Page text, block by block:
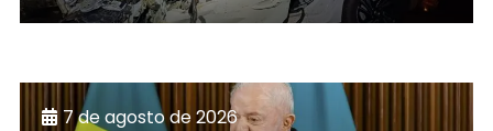
7 de agosto de 2026